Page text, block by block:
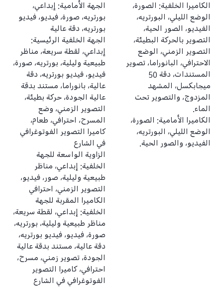
الكاميرا الخلفية: الصورة،
الوضع الليلي، البورتريه،
الفيديو، الصور الحية،
التصوير بالحركة البطيئة،
التصوير الزمني، الوضع
الاحترافي، البانوراما، تصوير
المستندات، دقة 50
ميجابكسل، المشهد
المزدوج، والتصوير تحت
الماء.
الكاميرا الأمامية: الصورة،
الوضع الليلي، البورتريه،
الفيديو، والصور الحية.
الجهة الأمامية: إبداعي،
بورتريه، صورة، فيديو، فيديو
بورتريه، دقة عالية
الجهة الخلفية الرئيسية:
إبداعي، لقطة سريعة، مناظر
طبيعية وليلية، بورتريه، صورة،
فيديو، فيديو بورتريه، دقة
عالية، بانوراما، مستند بدقة
عالية الجودة، حركة بطيئة،
التصوير الزمني، وضع
المسرح، احترافي، طعام،
كاميرا التصوير الفوتوغرافي
في الشارع
الزاوية الواسعة للجهة
الخلفية: إبداعي، مناظر
طبيعية وليلية، صور، فيديو،
التصوير الزمني، احترافي
‏‫الكاميرا المقربة للجهة
الخلفية: إبداعي، لقطة سريعة،
مناظر طبيعية وليلية، بورتريه،
صورة، فيديو، فيديو بورتريه،
دقة عالية، مستند بدقة عالية
الجودة، تصوير زمني، مسرح،
احترافي، كاميرا التصوير
الفوتوغرافي في الشارع